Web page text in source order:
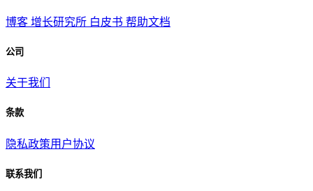
博客 增长研究所 白皮书 帮助文档
公司
关于我们
条款
隐私政策用户协议
联系我们